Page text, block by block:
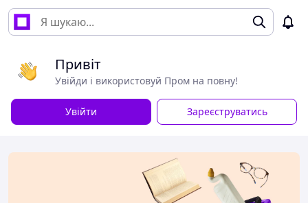
Привіт
Увійди і використовуй Пром на повну!
Увійти Зареєструватись